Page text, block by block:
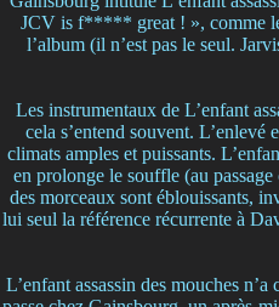
JCV is f***** great ! », comme le
l’album (il n’est pas le seul.
Les instrumentaux de L’enfant
cela s’entend souvent.
climats amples et puissants.
en prolonge le souffle (au
des morceaux sont éblouissants,
lui seul la référence récurrente à
L’enfant assassin des mouches